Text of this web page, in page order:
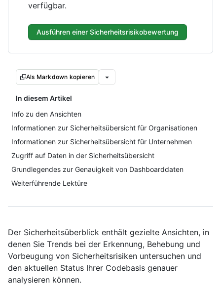
verfügbar.
Ausführen einer Sicherheitsrisikobewertung
Als Markdown kopieren
In diesem Artikel
Info zu den Ansichten
Informationen zur Sicherheitsübersicht für Organisationen
Informationen zur Sicherheitsübersicht für Unternehmen
Zugriff auf Daten in der Sicherheitsübersicht
Grundlegendes zur Genauigkeit von Dashboarddaten
Weiterführende Lektüre
Der Sicherheitsüberblick enthält gezielte Ansichten, in
denen Sie Trends bei der Erkennung, Behebung und
Vorbeugung von Sicherheitsrisiken untersuchen und
den aktuellen Status Ihrer Codebasis genauer
analysieren können.